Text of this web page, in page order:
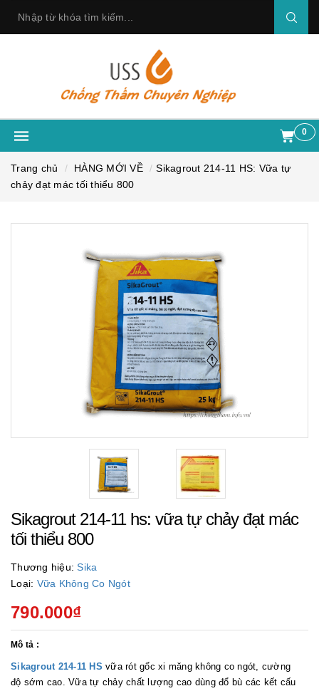
0
Trang chủ HÀNG MỚI VỀ
Sikagrout 214-11 HS: Vữa tự
chảy đạt mác tối thiểu 800
Sikagrout 214-11 hs: vữa tự chảy đạt mác
tối thiểu 800
Thương hiệu:Sika
Loại: Vữa Không Co Ngót
790.000₫
Mô tả :
Sikagrout 214-11 HS vữa rót gốc xi măng không co ngót, cường
độ sớm cao. Vữa tự chảy chất lượng cao dùng đổ bù các kết cấu